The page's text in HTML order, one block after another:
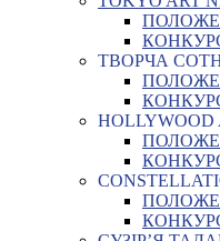
ТВОРЧА
HOLLYWOOD